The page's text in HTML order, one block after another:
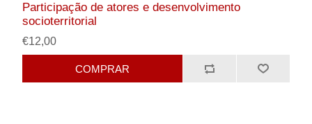
Participação de atores e desenvolvimento
socioterritorial
€12,00
COMPRAR